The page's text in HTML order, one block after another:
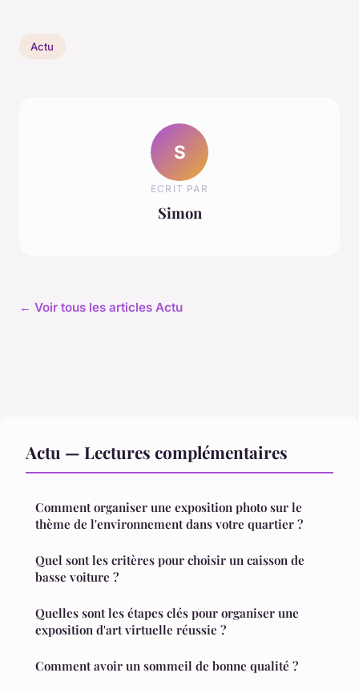
Actu
S
ECRIT PAR
Simon
← Voir tous les articles Actu
Actu — Lectures complémentaires
Comment organiser une exposition photo sur le
thème de l'environnement dans votre quartier ?
Quel sont les critères pour choisir un caisson de
basse voiture ?
Quelles sont les étapes clés pour organiser une
exposition d'art virtuelle réussie ?
Comment avoir un sommeil de bonne qualité ?